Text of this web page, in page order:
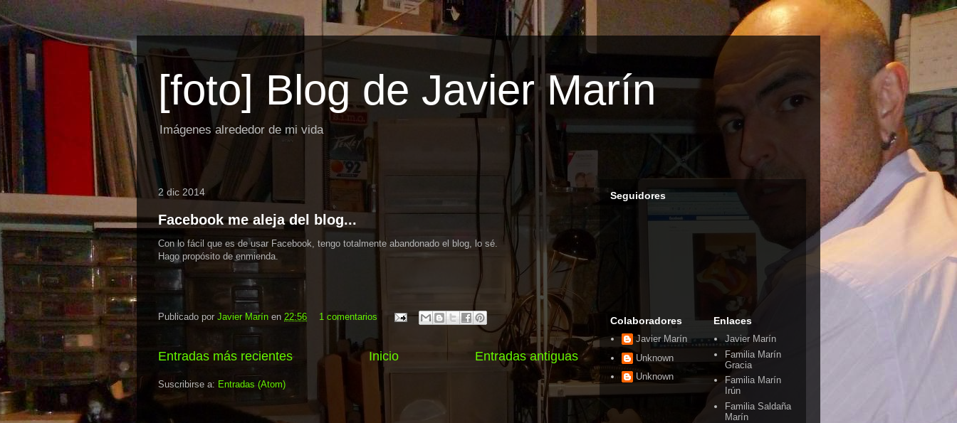
[foto] Blog de Javier Marín
Imágenes alrededor de mi vida
2 dic 2014
Facebook me aleja del blog...
Con lo fácil que es de usar Facebook, tengo totalmente abandonado el blog, lo sé.
Hago propósito de enmienda.
Publicado por Javier Marín en 22:56 1 comentarios
Entradas más recientes Entradas antiguas
Inicio
Suscribirse a: Entradas (Atom)
Seguidores
Colaboradores
Javier Marín
Unknown
Unknown
Enlaces
Javier Marín
Familia Marín
Gracia
Familia Marín
Irún
Familia Saldaña
Marín